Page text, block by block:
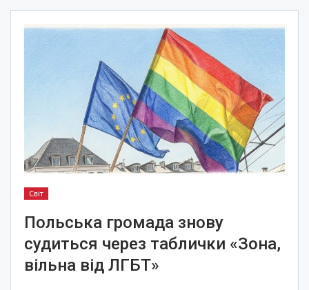
Світ
Польська громада знову
судиться через таблички «Зона,
вільна від ЛГБТ»